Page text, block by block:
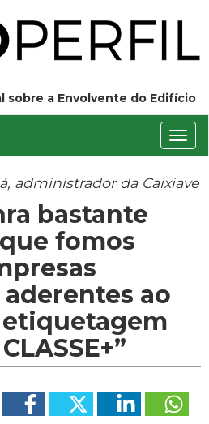
sobre a Envolvente do Edifício
administrador da Caixiave
bastante
fomos
ao